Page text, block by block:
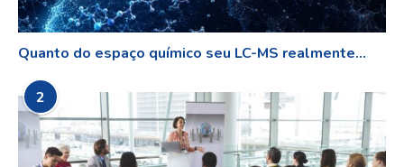
Quanto do espaço químico seu LC-MS realmente...
2